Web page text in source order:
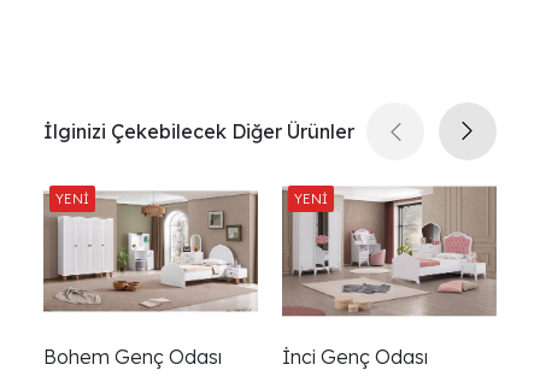
İlginizi Çekebilecek Diğer Ürünler
Bohem Genç Odası İnci Genç Odası